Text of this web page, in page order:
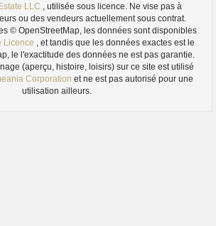
LLC , utilisée sous licence. Ne vise pas à
ou des vendeurs actuellement sous contrat.
© OpenStreetMap, les données sont disponibles
Licence , et tandis que les données exactes est le
le l'exactitude des données ne est pas garantie.
(aperçu, histoire, loisirs) sur ce site est utilisé
Corporation et ne est pas autorisé pour une
utilisation ailleurs.